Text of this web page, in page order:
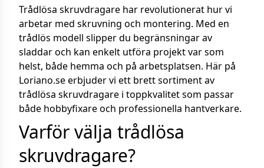
Trådlösa skruvdragare har revolutionerat hur vi
arbetar med skruvning och montering. Med en
trådlös modell slipper du begränsningar av
sladdar och kan enkelt utföra projekt var som
helst, både hemma och på arbetsplatsen. Här på
Loriano.se erbjuder vi ett brett sortiment av
trådlösa skruvdragare i toppkvalitet som passar
både hobbyfixare och professionella hantverkare.
Varför välja trådlösa
skruvdragare?